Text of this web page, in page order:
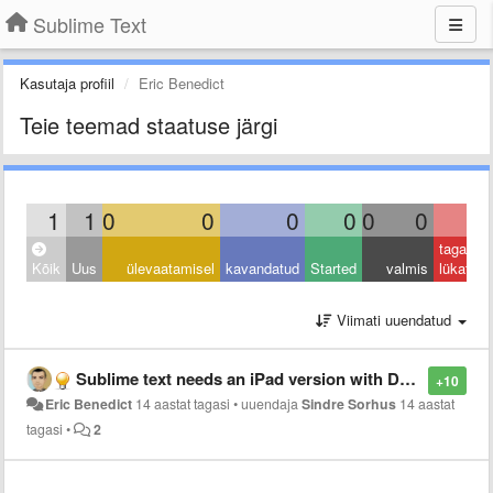
Sublime Text
Kasutaja profiil Eric Benedict
Teie teemad staatuse järgi
1 1 0 0 0 0 0 0
Kõik Uus ülevaatamisel kavandatud Started valmis
tagasi
lükatud
Viimati uuendatud
+10
Sublime text needs an iPad version with Dropbox integration
Eric Benedict 14 aastat tagasi •uuendajaSindre Sorhus 14 aastat
tagasi • 2